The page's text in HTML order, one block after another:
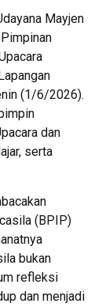
Mayjen
(1/6/2026).
dan
serta
(BPIP)
bukan
refleksi
dan menjadi